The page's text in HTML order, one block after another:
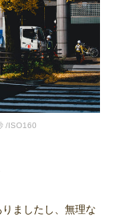
/ISO160
ましたし、無理な